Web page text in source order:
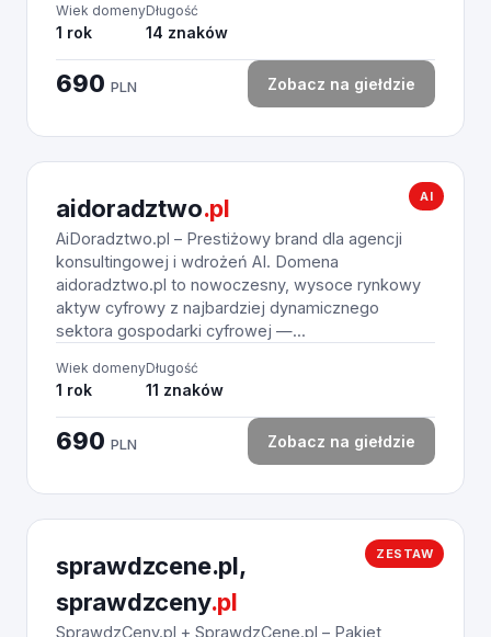
Wiek domeny
1 rok
Długość
14 znaków
690 PLN Zobacz na giełdzie
AI
aidoradztwo.pl
AiDoradztwo.pl – Prestiżowy brand dla agencji
konsultingowej i wdrożeń AI. Domena
aidoradztwo.pl to nowoczesny, wysoce rynkowy
aktyw cyfrowy z najbardziej dynamicznego
sektora gospodarki cyfrowej —...
Wiek domeny
1 rok
Długość
11 znaków
690 PLN Zobacz na giełdzie
ZESTAW
sprawdzcene.pl,
sprawdzceny.pl
SprawdzCeny.pl + SprawdzCene.pl – Pakiet